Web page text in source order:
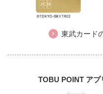
東武カード
TOBU POINT アプ